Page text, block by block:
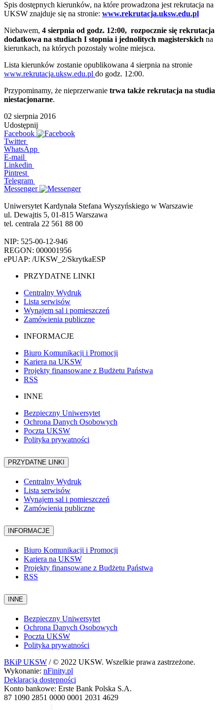
Spis dostępnych kierunków, na które prowadzona jest rekrutacja na
UKSW znajduje się na stronie: www.rekrutacja.uksw.edu.pl
Niebawem, 4 sierpnia od godz. 12:00, rozpocznie się rekrutacja
dodatkowa na studiach I stopnia i jednolitych magisterskich na
kierunkach, na których pozostały wolne miejsca.
Lista kierunków zostanie opublikowana 4 sierpnia na stronie
www.rekrutacja.uksw.edu.pl do godz. 12:00.
Przypominamy, że nieprzerwanie trwa także rekrutacja na studia
niestacjonarne.
02 sierpnia 2016
Udostępnij
Facebook
Twitter
WhatsApp
E-mail
Linkedin
Pintrest
Telegram
Messenger
Uniwersytet Kardynała Stefana Wyszyńskiego w Warszawie
ul. Dewajtis 5, 01-815 Warszawa
tel. centrala 22 561 88 00
NIP: 525-00-12-946
REGON: 000001956
ePUAP: /UKSW_2/SkrytkaESP
PRZYDATNE LINKI
Centralny Wydruk
Lista serwisów
Wynajem sal i pomieszczeń
Zamówienia publiczne
INFORMACJE
Biuro Komunikacji i Promocji
Kariera na UKSW
Projekty finansowane z Budżetu Państwa
RSS
INNE
Bezpieczny Uniwersytet
Ochrona Danych Osobowych
Poczta UKSW
Polityka prywatności
PRZYDATNE LINKI
Centralny Wydruk
Lista serwisów
Wynajem sal i pomieszczeń
Zamówienia publiczne
INFORMACJE
Biuro Komunikacji i Promocji
Kariera na UKSW
Projekty finansowane z Budżetu Państwa
RSS
INNE
Bezpieczny Uniwersytet
Ochrona Danych Osobowych
Poczta UKSW
Polityka prywatności
BKiP UKSW / © 2022 UKSW. Wszelkie prawa zastrzeżone.
Wykonanie: nFinity.pl
Deklaracja dostępności
Konto bankowe: Erste Bank Polska S.A.
87 1090 2851 0000 0001 2031 4629